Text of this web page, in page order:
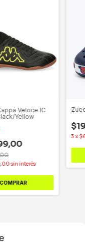
Veloce IC
Yellow
sin interés
COMPRAR
3x